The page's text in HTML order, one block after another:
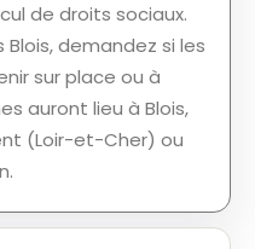
de droits sociaux.
Blois, demandez si les
sur place ou à
auront lieu à Blois,
(Loir-et-Cher) ou